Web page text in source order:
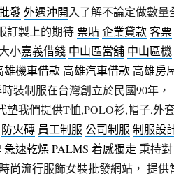
發外遇沖開入了解不論定做數量
訂製上的期待票貼企業貸款客票
小嘉義借錢 中山區當舖 中山區機
雄機車借款 高雄汽車借款 高雄房
裝制服在台灣創立於民國90年，
墊我們提供T恤,POLO衫,帽子,外
防火磚 員工制服 公司制服 制服設
急速乾燥PALMS 着感獨走 秉持對
尚流行服飾女裝批發網站， 提供